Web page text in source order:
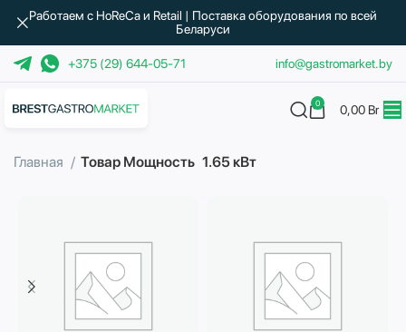
+375 (29) 644-05-71 info@gastromarket.by
0 0,00 Br
Главная Товар Мощность 1.65 кВт
Работаем с HoReCa и Retail | Поставка оборудования по всей
Беларуси